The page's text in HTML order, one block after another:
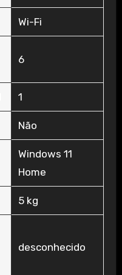
‎Wi-Fi
‎6
‎1
‎Não
‎Windows 11
Home
‎5 kg
‎desconhecido